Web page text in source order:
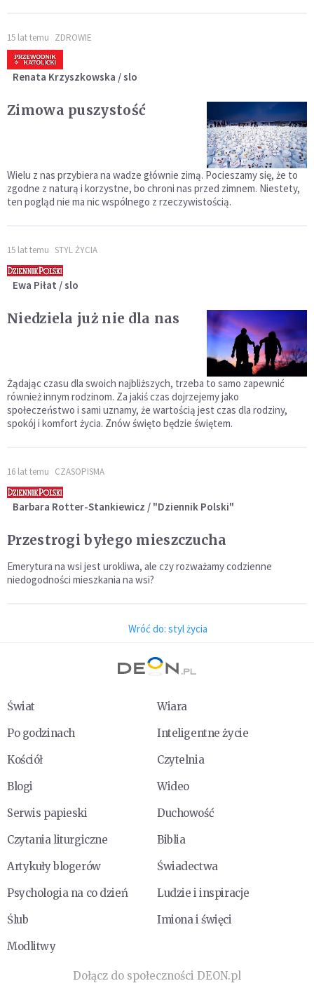
15 lat temu ZDROWIE
Renata Krzyszkowska / slo
Zimowa puszystość
Wielu z nas przybiera na wadze głównie zimą. Pocieszamy się, że to
zgodne z naturą i korzystne, bo chroni nas przed zimnem. Niestety,
ten pogląd nie ma nic wspólnego z rzeczywistością.
15 lat temu STYL ŻYCIA
Ewa Piłat / slo
Niedziela już nie dla nas
Żądając czasu dla swoich najbliższych, trzeba to samo zapewnić
również innym rodzinom. Za jakiś czas dojrzejemy jako
społeczeństwo i sami uznamy, że wartością jest czas dla rodziny,
spokój i komfort życia. Znów święto będzie świętem.
16 lat temu CZASOPISMA
Barbara Rotter-Stankiewicz / "Dziennik Polski"
Przestrogi byłego mieszczucha
Emerytura na wsi jest urokliwa, ale czy rozważamy codzienne
niedogodności mieszkania na wsi?
Wróć do: styl życia
Świat
Wiara
Po godzinach
Inteligentne życie
Kościół
Czytelnia
Blogi
Wideo
Serwis papieski
Duchowość
Czytania liturgiczne
Biblia
Artykuły blogerów
Świadectwa
Psychologia na co dzień
Ludzie i inspiracje
Ślub
Imiona i święci
Modlitwy
Dołącz do społeczności DEON.pl